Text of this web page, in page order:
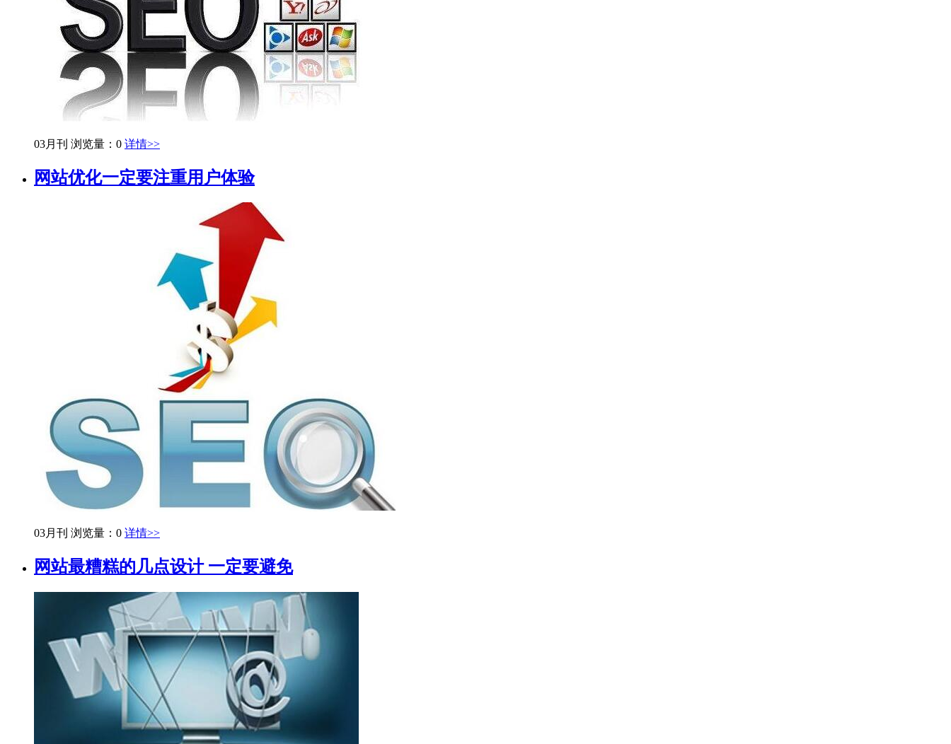
03月刊 浏览量：0 详情>>
网站优化一定要注重用户体验
03月刊 浏览量：0 详情>>
网站最糟糕的几点设计 一定要避免